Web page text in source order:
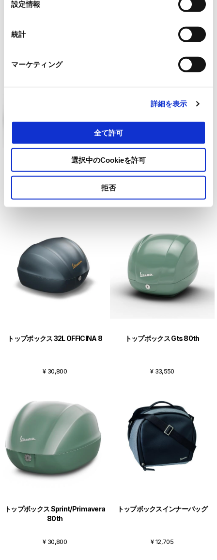
設定情報
統計
マーケティング
詳細を表示
全て許可
選択中のCookieを許可
拒否
¥ 31,350 ¥ 29,453
トップボックス 32L OFFICINA 8
¥ 30,800
トップボックス Gts 80th
¥ 33,550
トップボックス Sprint/Primavera
80th
¥ 30,800
トップボックスインナーバッグ
¥ 12,705